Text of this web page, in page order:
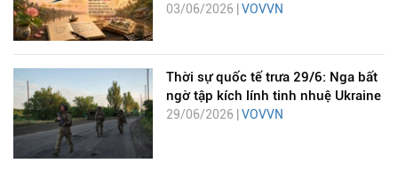
03/06/2026 | VOVVN
Thời sự quốc tế trưa 29/6: Nga bất
ngờ tập kích lính tinh nhuệ Ukraine
29/06/2026 |VOVVN